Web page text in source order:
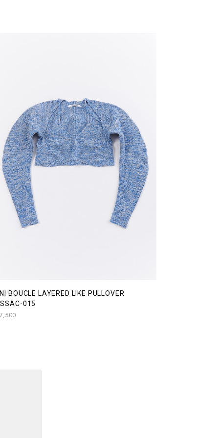
BOUCLE LAYERED LIKE PULLOVER
015